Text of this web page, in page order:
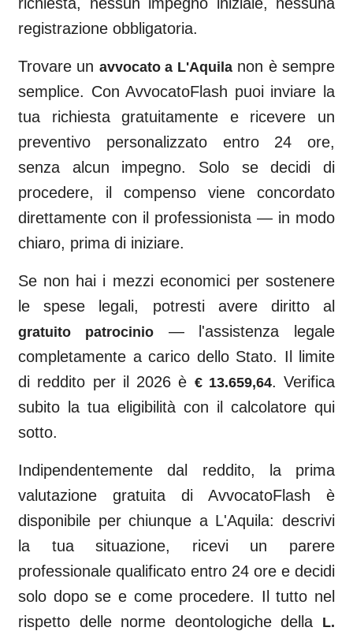
registrazione obbligatoria.
Trovare un avvocato a L'Aquilanon è sempre
semplice. Con AvvocatoFlash puoi inviare la
tua richiesta gratuitamente e ricevere un
preventivo personalizzato entro 24 ore,
senza alcun impegno. Solo se decidi di
procedere, il compenso viene concordato
direttamente con il professionista — in modo
chiaro, prima di iniziare.
Se non hai i mezzi economici per sostenere
le spese legali, potresti avere diritto al
gratuito patrocinio— l'assistenza legale
completamente a carico dello Stato. Il limite
di reddito per il 2026 è € 13.659,64. Verifica
subito la tua eligibilità con il calcolatore qui
sotto.
Indipendentemente dal reddito, la prima
valutazione gratuita di AvvocatoFlash è
disponibile per chiunque a L'Aquila: descrivi
la tua situazione, ricevi un parere
professionale qualificato entro 24 ore e decidi
solo dopo se e come procedere. Il tutto nel
rispetto delle norme deontologiche della L.